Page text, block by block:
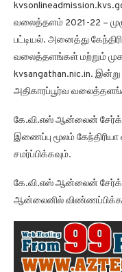
வலைத்தளம் 2021-22 –
பட்டியல். அனைத்து
வலைத்தளங்கள் மற்றும்
kvsangathan.nic.in.
அதிகாரப்பூர்வ
கே.வி.எஸ் ஆன்லைன்
இணைப்பு மூலம்
சமர்ப்பிக்கவும்.
கே.வி.எஸ் ஆன்லைன்
ஆன்லைனில்